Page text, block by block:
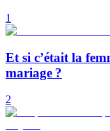
1
Et si c’était la
mariage ?
2